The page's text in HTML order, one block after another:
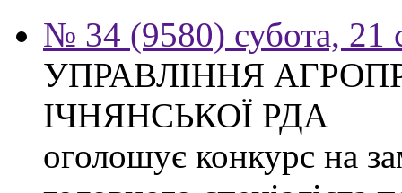
№ 34 (9580) субота, 21
УПРАВЛІННЯ
ІЧНЯНСЬКОЇ РДА
оголошує конкурс на